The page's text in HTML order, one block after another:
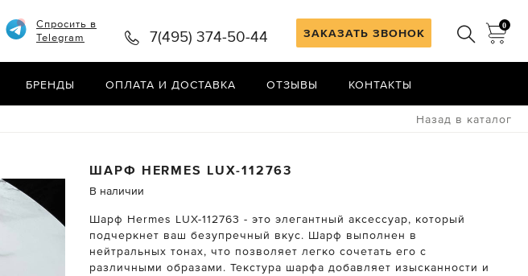
ЗАКАЗАТЬ ЗВОНОК
0
Спросить в
Telegram
7(495) 374-50-44
БРЕНДЫ ОПЛАТА И ДОСТАВКА ОТЗЫВЫ КОНТАКТЫ
Назад в каталог
ШАРФ HERMES LUX-112763
В наличии
Шарф Hermes LUX-112763 - это элегантный аксессуар, который
подчеркнет ваш безупречный вкус. Шарф выполнен в
нейтральных тонах, что позволяет легко сочетать его с
различными образами. Текстура шарфа добавляет изысканности и